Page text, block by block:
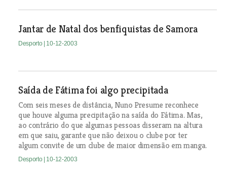
Jantar de Natal dos benfiquistas de Samora
Desporto | 10-12-2003
Saída de Fátima foi algo precipitada
Com seis meses de distância, Nuno Presume reconhece
que houve alguma precipitação na saída do Fátima. Mas,
ao contrário do que algumas pessoas disseram na altura
em que saiu, garante que não deixou o clube por ter
algum convite de um clube de maior dimensão em manga.
Desporto | 10-12-2003